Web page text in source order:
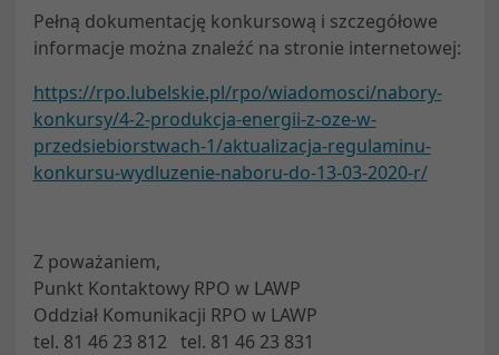
Pełną dokumentację konkursową i szczegółowe
informacje można znaleźć na stronie internetowej:
https://rpo.lubelskie.pl/rpo/wiadomosci/nabory-
konkursy/4-2-produkcja-energii-z-oze-w-
przedsiebiorstwach-1/aktualizacja-regulaminu-
konkursu-wydluzenie-naboru-do-13-03-2020-r/
Z poważaniem,
Punkt Kontaktowy RPO w LAWP
Oddział Komunikacji RPO w LAWP
tel. 81 46 23 812 tel. 81 46 23 831